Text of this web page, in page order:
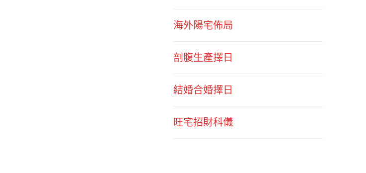
海外陽宅佈局
剖腹生產擇日
結婚合婚擇日
旺宅招財科儀